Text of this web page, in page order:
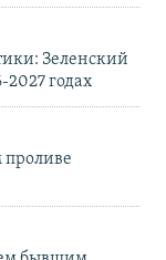
Зеленский
2027 годах
проливе